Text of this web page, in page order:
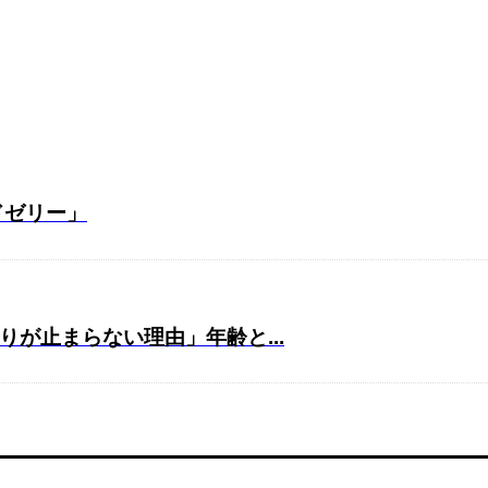
リー」
が止まらない理由」年齢と...